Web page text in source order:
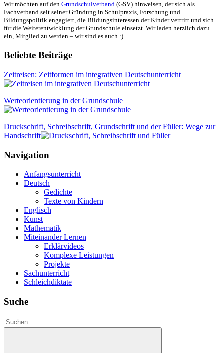
Wir möchten auf den Grundschulverband (GSV) hinweisen, der sich als
Fachverband seit seiner Gründung in Schulpraxis, Forschung und
Bildungspolitik engagiert, die Bildungsinteressen der Kinder vertritt und sich
für die Weiterentwicklung der Grundschule einsetzt. Wir laden herzlich dazu
ein, Mitglied zu werden – wir sind es auch :)
Beliebte Beiträge
Zeitreisen: Zeitformen im integrativen Deutschunterricht
Werteorientierung in der Grundschule
Druckschrift, Schreibschrift, Grundschrift und der Füller: Wege zur
Handschrift
Navigation
Anfangsunterricht
Deutsch
Gedichte
Texte von Kindern
Englisch
Kunst
Mathematik
Miteinander Lernen
Erklärvideos
Komplexe Leistungen
Projekte
Sachunterricht
Schleichdiktate
Suche
Suchen
nach: